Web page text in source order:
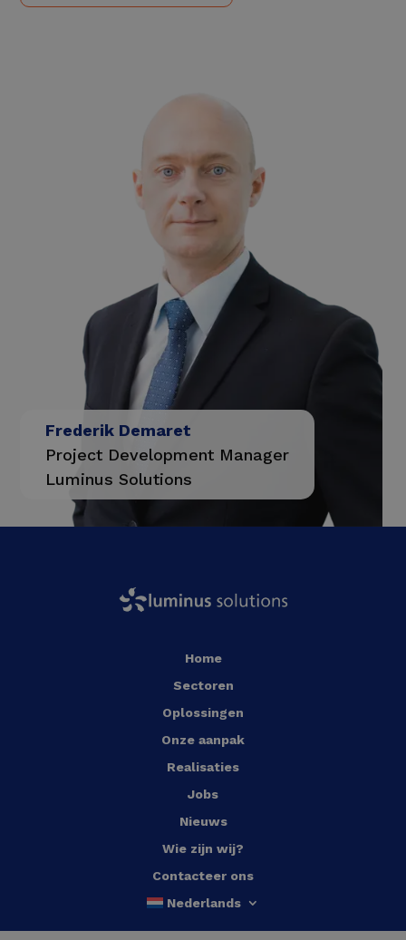
Frederik Demaret
Project Development Manager
Luminus Solutions
Home
Sectoren
Oplossingen
Onze aanpak
Realisaties
Jobs
Nieuws
Wie zijn wij?
Contacteer ons
Nederlands